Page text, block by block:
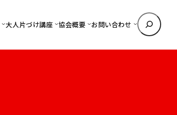
大人片づけ講座 協会概要 お問い合わせ
検
索